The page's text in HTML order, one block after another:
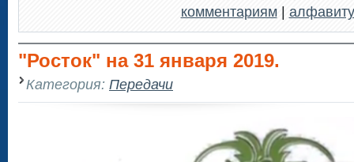
комментариям| алфавиту
"Росток" на 31 января 2019.
Категория: Передачи